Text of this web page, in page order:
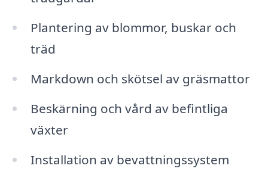
Plantering av blommor, buskar och
träd
Markdown och skötsel av gräsmattor
Beskärning och vård av befintliga
växter
Installation av bevattningssystem